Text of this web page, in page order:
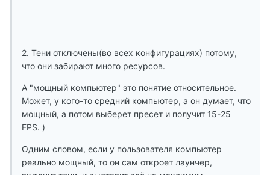
2. Тени отключены(во всех конфигурациях) потому,
что они забирают много ресурсов.
А "мощный компьютер" это понятие относительное.
Может, у кого-то средний компьютер, а он думает, что
мощный, а потом выберет пресет и получит 15-25
FPS. )
Одним словом, если у пользователя компьютер
реально мощный, то он сам откроет лаунчер,